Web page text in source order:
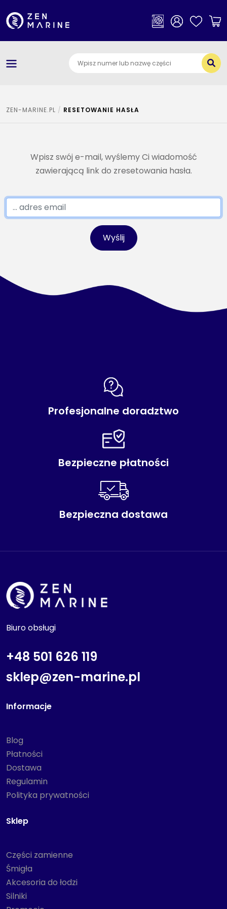
×
Jak szukać części
ZEN-MARINE.PL RESETOWANIE HASŁA
Wpisz swój e-mail, wyślemy Ci wiadomość
zawierającą link do zresetowania hasła.
Wyślij
Profesjonalne doradztwo
Bezpieczne płatności
Bezpieczna dostawa
Biuro obsługi
+48 501 626 119
sklep@zen-marine.pl
Informacje
Blog
Płatności
Dostawa
Regulamin
Polityka prywatności
Sklep
Części zamienne
Śmigła
Akcesoria do łodzi
Silniki